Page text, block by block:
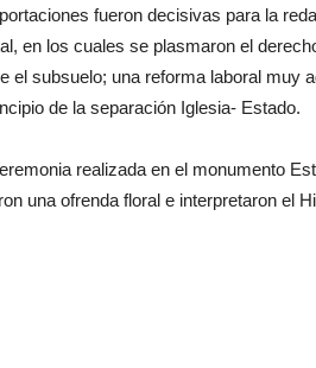
fueron decisivas para la
en los cuales se plasmaron el
el subsuelo; una reforma laboral muy
de la separación Iglesia- Estado.
realizada en el monumento
una ofrenda floral e interpretaron el